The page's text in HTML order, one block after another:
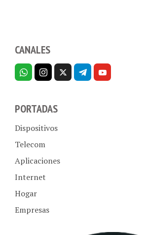
CANALES
PORTADAS
Dispositivos
Telecom
Aplicaciones
Internet
Hogar
Empresas